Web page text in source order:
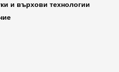
и върхови технологии